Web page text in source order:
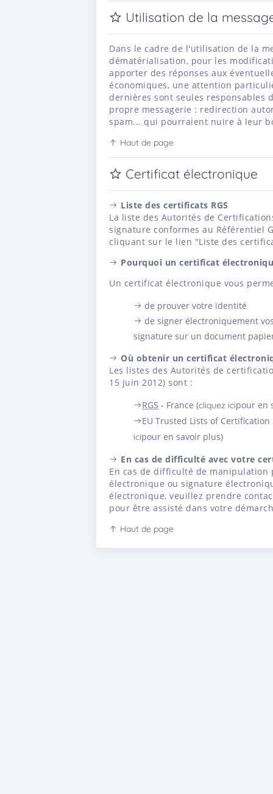
Utilisation de la
Dans le cadre de l'utilisation de la
dématérialisation, pour les
apporter des réponses aux
économiques, une attention
dernières sont seules responsables
propre messagerie : redirection
spam... qui pourraient nuire à leur
Haut de page
Certificat électronique
Liste des certificats RGS
La liste des Autorités de
signature conformes au Référentiel
cliquant sur le lien "Liste des
Pourquoi un certificat
Un certificat électronique vous
de prouver votre identité
de signer électroniquement
signature sur un document
Où obtenir un certificat
Les listes des Autorités de
15 juin 2012) sont :
RGS - France (cliquez icipour en
EU Trusted Lists of
icipour en savoir plus)
En cas de difficulté avec votre
En cas de difficulté de
électronique ou signature
électronique, veuillez prendre
pour être assisté dans votre
Haut de page